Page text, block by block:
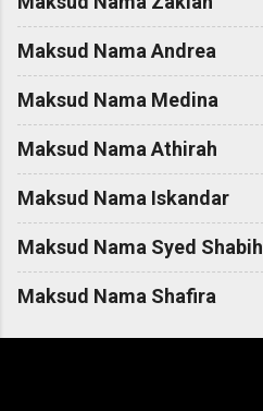
Maksud Nama Andrea
Maksud Nama Medina
Maksud Nama Athirah
Maksud Nama Iskandar
Maksud Nama Syed Shabih
Maksud Nama Shafira